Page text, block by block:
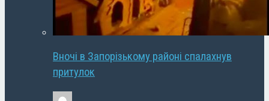
Вночі в Запорізькому районі спалахнув
притулок